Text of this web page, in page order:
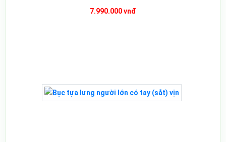
7.990.000 vnđ